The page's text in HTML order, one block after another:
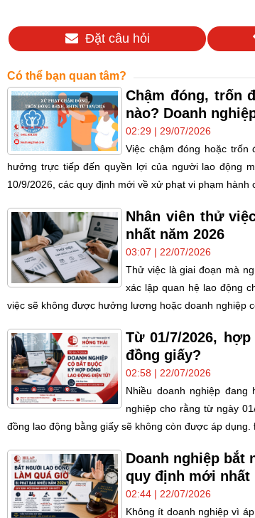
Đặt câu hỏi
Có thể bạn quan tâm?
Chậm đóng, trốn
nào? Doanh
02:29 | 29/07/2026
Việc chậm đóng hoặc trốn
hưởng trực tiếp đến quyền lợi của người lao động
10/9/2026, các quy định mới về xử phạt vi phạm hành
Nhân viên thử
nhất năm 2026
03:07 | 22/07/2026
Thử việc là giai đoạn mà
xác lập quan hệ lao động
việc sẽ không được hưởng lương hoặc doanh nghiệp
Từ 01/7/2026,
đồng giấy?
02:58 | 22/07/2026
Nhiều doanh nghiệp
nghiệp cho rằng từ ngày
đồng lao động bằng giấy sẽ không còn được áp dụng.
Doanh nghiệp bắt
quy định mới nhất
02:44 | 22/07/2026
Không ít doanh nghiệp vì